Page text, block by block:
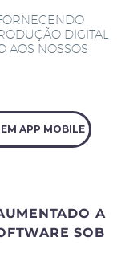
FORNECENDO
DIGITAL
AOS NOSSOS
APP MOBILE
A
SOB